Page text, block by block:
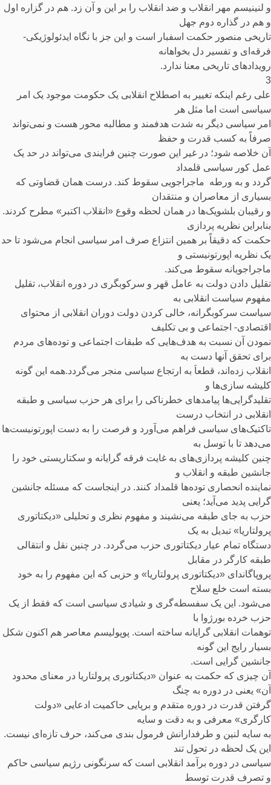
و لنینیسم مهر انقلاب و ضد انقلاب را بر این و آن زد. هم در گزاره اول
و هم در گذاره دوم جهل
تاریخی منصور حکمت اسفبار است و این جز با نگاه ایدئولوژیکی-
فرقه‌ای و تفسیر دل بخواهانه
رویدادهای تاریخی معنا ندارد.
3
علی رغم اینکه تغییر به اصطلاح انقلابی یک حکومت موجود یک امر
سیاسی است اما مثل هر
امر سیاسی دیگر به شدت هدفمند و مطالبه محور هست و نمی‌تواند
صرفاً به کسب قدرت و حفظ
آن خلاصه شود؛ در غیر این صورت چنین فرایندی می‌تواند در حد یک
عمل کور سیاسی قلمداد
گردد و به ورطه ماجراجویی سقوط کند. درست همان قضاوتی که
بسیاری از معاصران و منتقدان
و رقیبان بلشویک‌ها در همان لحظه وقوع «انقلاب اکتبر» مطرح کردند.
بنابراین نظریه پردازی
حکمت که دقیقاً بر همین انتزاع صرف امر سیاسی انجام می‌شود تا حد
یک نظریه اپورتونیستی و
ماجراجویانه سقوط می‌کند.
تقلیل دادن دولت به عامل قهر و سرکوبگری در دوره انقلاب، تقلیل
مفهوم سیاست انقلابی به
سیاست سرکوبگرانه، خالی کردن دولت دوران انقلابی از محتوای
اقتصادی- اجتماعی و بی تکلیف
نمودن آن نسبت به هدف‌هایی که طبقات اجتماعی و توده‌های مردم
برای تحقق آنها دست به
انقلاب زده‌اند، قطعاَ به ارتجاع سیاسی منجر می‌گردد.همه این گونه
کلیشه سازی‌ها و
تقلیدگرایی‌ها پیامدهای خطرناکی را برای هر حزب سیاسی و طبقه
انقلابی در انتخاب درست
تاکتیک‌های سیاسی فراهم می‌آورد و فرصت را به دست اپورتونیست‌ها
می‌دهد تا با توسل به
چنین کلیشه پردازی‌های به غایت فرقه گرایانه و سکتاریستی خود را
جانشین طبقه و انقلاب و
نماینده انحصاری توده‌ها قلمداد کنند. در اینجاست که مسئله جانشین
گرایی پدید می‌آید؛ یعنی
حزب به جای طبقه می‌نشیند و مفهوم نظری و تحلیلی «دیکتاتوری
پرولتاریا» تبدیل به یک
دستگاه تمام عیار دیکتاتوری حزب می‌گردد. در چنین نقل و انتقالی
طبقه کارگر در مقابل
پروپاگاندای «دیکتاتوری پرولتاریا» و حزبی که این مفهوم را به خود
بسته است خلع سلاح
می‌شود. این یک سفسطه‌گری و شیادی سیاسی است که فقط از یک
حزب خرده بورژوا با
توهمات انقلابی گرایانه ساخته است. پوپولیسم معاصر هم اکنون شکل
بسیار رایج این گونه
جانشین گرایی است.
آن چیزی که حکمت به عنوان «دیکتاتوری پرولتاریا در معنای محدود
آن» یعنی در دوره به چنگ
گرفتن قدرت در دوره متقدم و برپایی حاکمیت ادعایی «دولت
کارگری» معرفی و به دقت و سایه
به سایه لنین و طرفدارانش فرمول بندی می‌کند، حرف تازه‌ای نیست.
این یک لحظه در تحول تند
سیاسی در دوره برآمد انقلابی است که سرنگونی رژیم سیاسی حاکم
و تصرف قدرت توسط